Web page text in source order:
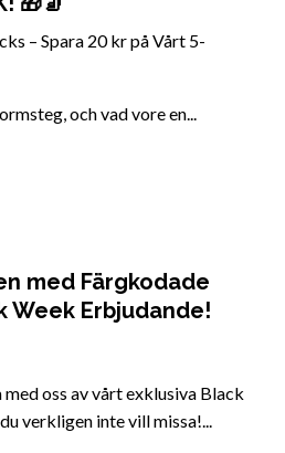
– Spara 20 kr på Vårt 5-
och vad vore en...
med Färgkodade
Week Erbjudande!
oss av vårt exklusiva Black
verkligen inte vill missa!...